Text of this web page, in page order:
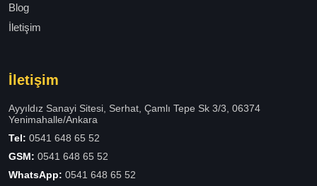
Blog
İletişim
İletişim
Ayyıldız Sanayi Sitesi, Serhat, Çamlı Tepe Sk 3/3, 06374
Yenimahalle/Ankara
Tel: 0541 648 65 52
GSM: 0541 648 65 52
WhatsApp: 0541 648 65 52